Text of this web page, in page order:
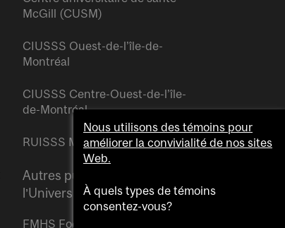
McGill (CUSM)
CIUSSS Ouest-de-l’île-de-
Montréal
CIUSSS Centre-Ouest-de-l’île-
de-Montréal
RUISSS McGill
Autres publications de
l’Université McGill
FMHS Focus
Nous utilisons des témoins pour
améliorer la convivialité de nos sites
Web.
À quels types de témoins
consentez-vous?